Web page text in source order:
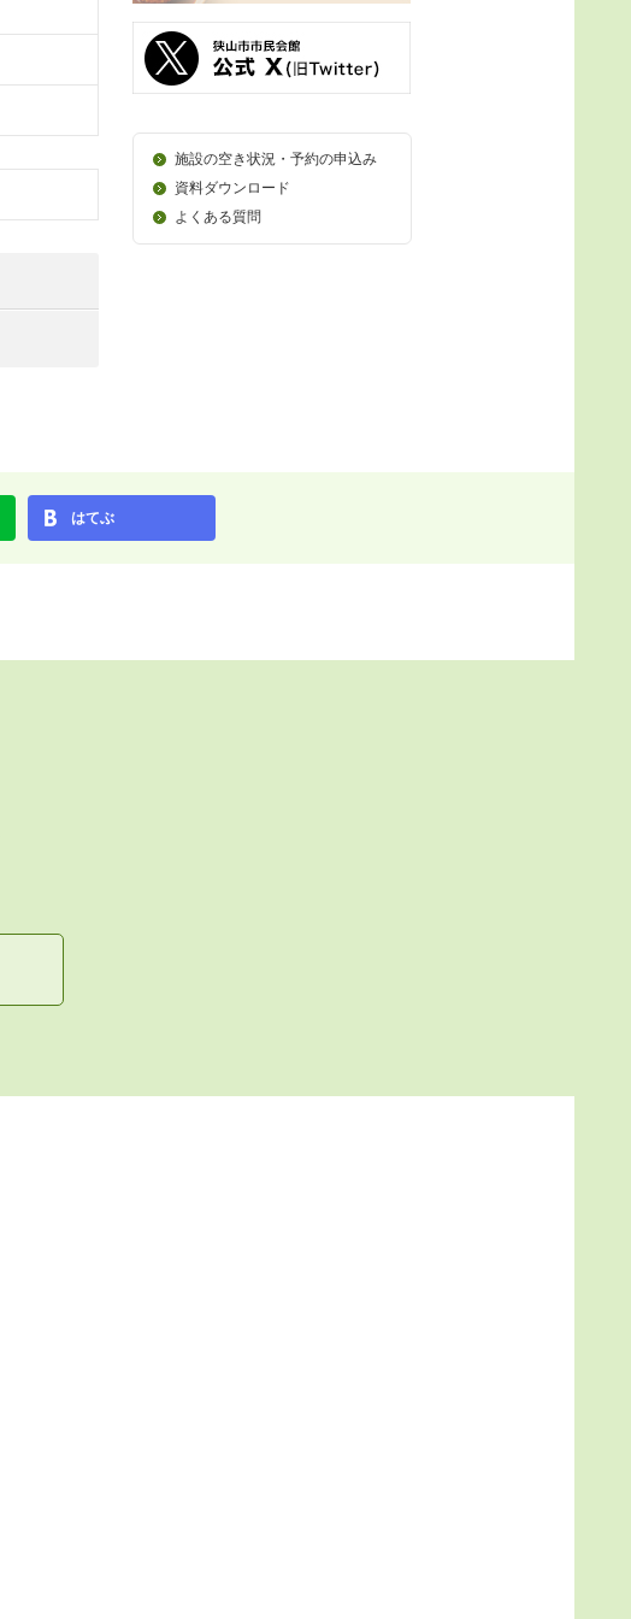
施設の空き状況・予約の申込み
資料ダウンロード
よくある質問
はてぶ